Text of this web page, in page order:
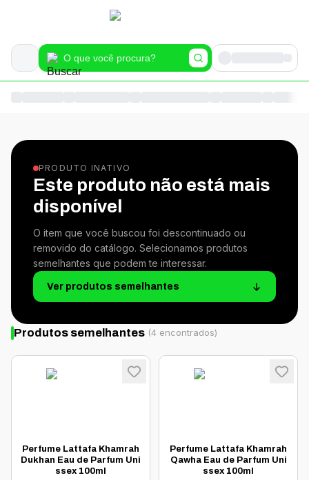
PRODUTO INATIVO
Este produto não está mais
disponível
O item que você buscou foi descontinuado ou
removido do catálogo. Selecionamos produtos
semelhantes que podem te interessar.
Ver produtos semelhantes
Produtos semelhantes (4 encontrados)
Perfume Lattafa Khamrah
Dukhan Eau de Parfum Uni
ssex 100ml
Perfume Lattafa Khamrah
Qawha Eau de Parfum Uni
ssex 100ml